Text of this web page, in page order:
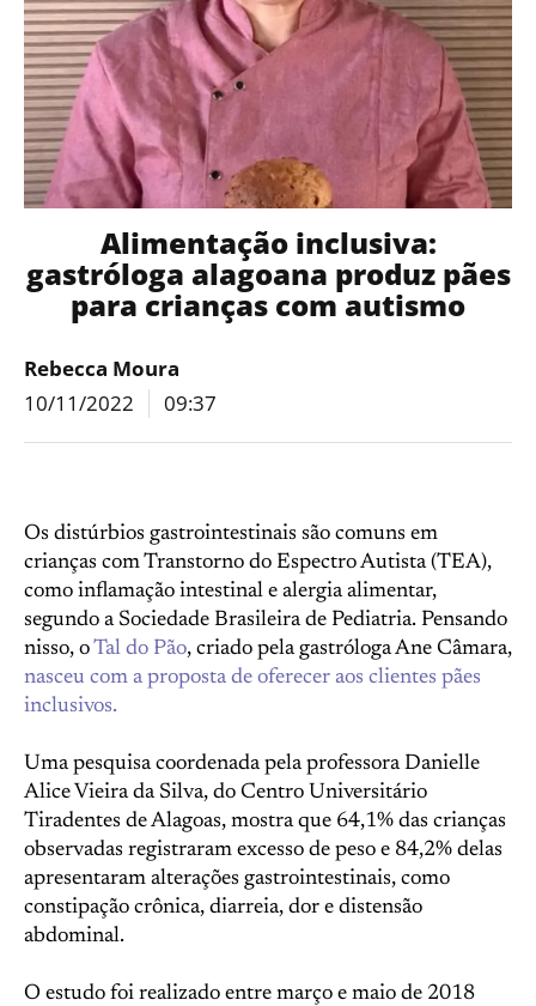
Alimentação inclusiva:
gastróloga alagoana produz pães
para crianças com autismo
Rebecca Moura
10/11/2022
09:37
Os distúrbios gastrointestinais são comuns em
crianças com Transtorno do Espectro Autista (TEA),
como inflamação intestinal e alergia alimentar,
segundo a Sociedade Brasileira de Pediatria. Pensando
nisso, oTal do Pão, criado pela gastróloga Ane Câmara,
nasceu com a proposta de oferecer aos clientes pães
inclusivos.
Uma pesquisa coordenada pela professora Danielle
Alice Vieira da Silva, do Centro Universitário
Tiradentes de Alagoas, mostra que 64,1% das crianças
observadas registraram excesso de peso e 84,2% delas
apresentaram alterações gastrointestinais, como
constipação crônica, diarreia, dor e distensão
abdominal.
O estudo foi realizado entre março e maio de 2018